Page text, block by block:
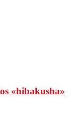
«hibakusha»